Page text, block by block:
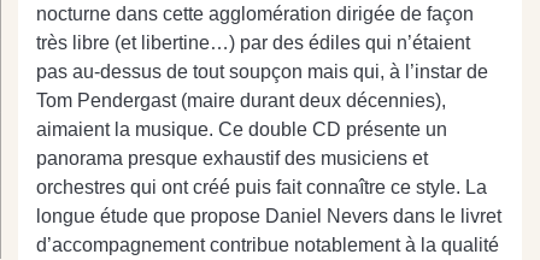
nocturne dans cette agglomération dirigée de façon
très libre (et libertine…) par des édiles qui n’étaient
pas au-dessus de tout soupçon mais qui, à l’instar de
Tom Pendergast (maire durant deux décennies),
aimaient la musique. Ce double CD présente un
panorama presque exhaustif des musiciens et
orchestres qui ont créé puis fait connaître ce style. La
longue étude que propose Daniel Nevers dans le livret
d’accompagnement contribue notablement à la qualité